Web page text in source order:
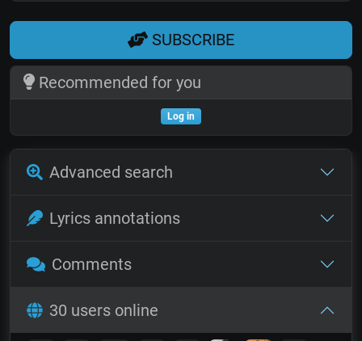
SUBSCRIBE
Recommended for you
Log in
Advanced search
Lyrics annotations
Comments
30 users online